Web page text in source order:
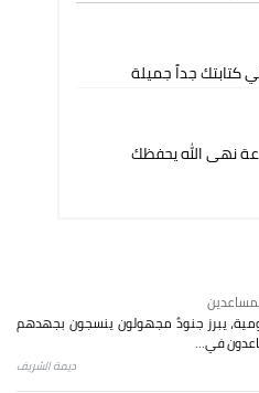
جداً جميلة
نهى الله يحفظك
يبرز جنودٌ مجهولون ينسجون بجهدهم
في...
ديمة الشريف